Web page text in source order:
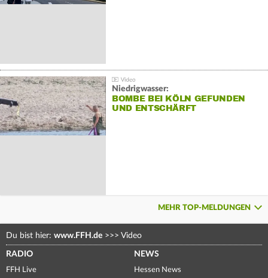
Niedrigwasser:
BOMBE BEI KÖLN GEFUNDEN
UND ENTSCHÄRFT
MEHR TOP-MELDUNGEN
Du bist hier: www.FFH.de >>> Video
RADIO
FFH Live
NEWS
Hessen News